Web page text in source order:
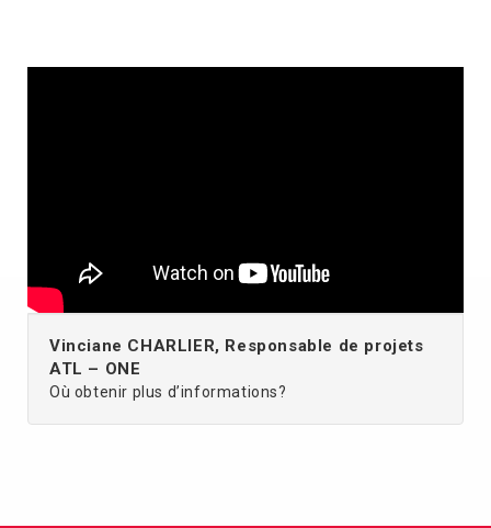
Vinciane CHARLIER, Responsable de projets
ATL – ONE
Où obtenir plus d’informations?